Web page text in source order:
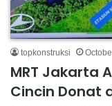
topkonstruksi
MRT Jakarta
Cincin Donat